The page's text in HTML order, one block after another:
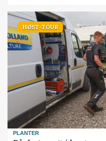
HØST-TOUR
PLANTER